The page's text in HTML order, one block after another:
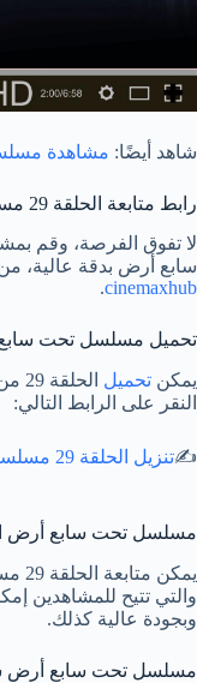
شاهد أيضًا: مشاهدة
رابط متابعة الحلقة 29 مسلسل تحت سابع أرض بدقة عالية
سابع أرض بدقة عالية،
cinemaxhub
.
تحميل مسلسل تحت سابع أرض
يمكن تحميل
النقر على الرابط التالي:
✍️تنزيل الحلقة 29 مسلسل تحت سابع أرض
مسلسل تحت سابع أرض الحلقة
يمكن متابعة الحلقة 29 مسلسل تحت سابع أرض عبر منصة
والتي تتيح للمشاهدين
وبجودة عالية كذلك.
مسلسل تحت سابع أرض